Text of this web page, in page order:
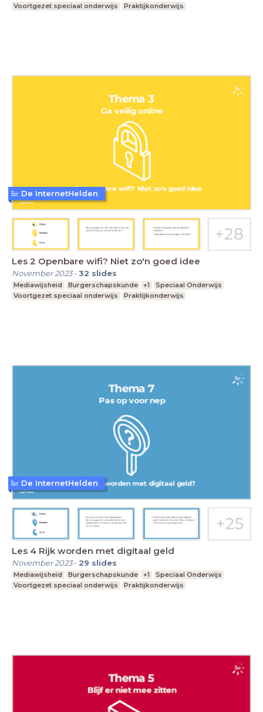
Voortgezet speciaal onderwijs
Praktijkonderwijs
Les 2 Openbare wifi? Niet zo'n goed idee
November 2023-32 slides
Mediawijsheid Burgerschapskunde +1
Speciaal Onderwijs
Voortgezet speciaal onderwijs
Praktijkonderwijs
De InternetHelden
Les 4 Rijk worden met digitaal geld
November 2023- 29 slides
Mediawijsheid Burgerschapskunde +1
Speciaal Onderwijs
Voortgezet speciaal onderwijs
Praktijkonderwijs
De InternetHelden